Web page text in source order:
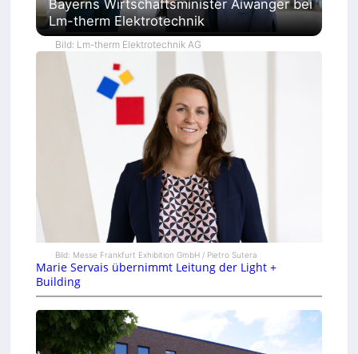
Bayerns Wirtschaftsminister Aiwanger bei
Lm-therm Elektrotechnik
Bild: Lm-therm Elektrotechnik AG
Bild: Messe Frankfurt Exhibition GmbH / Pietro Sutera
Marie Servais übernimmt Leitung der Light +
Building